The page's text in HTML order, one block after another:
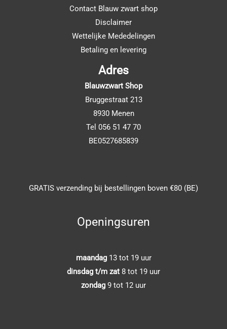
Contact Blauw zwart shop
Disclaimer
Wettelijke Mededelingen
Betaling en levering
Adres
Blauwzwart Shop
Bruggestraat 213
8930 Menen
Tel 056 51 47 70
BE0527685839
GRATIS verzending bij bestellingen boven €80 (BE)
Openingsuren
maandag 13 tot 19 uur
dinsdag t/m zat 8 tot 19 uur
zondag 9 tot 12 uur